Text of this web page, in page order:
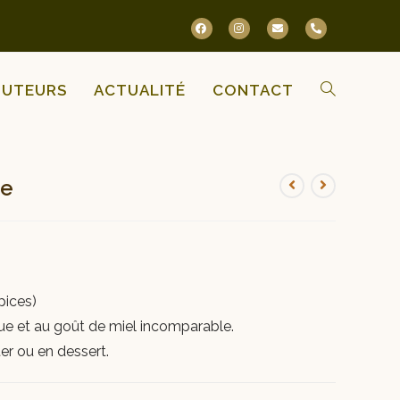
ACTUALITÉ CONTACT
et au goût de miel incomparable.
ou en dessert.